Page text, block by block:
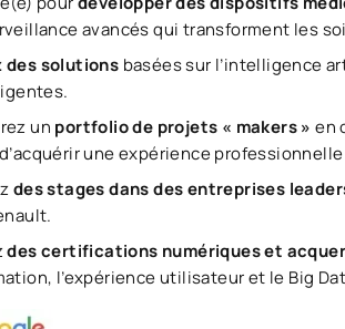
avancés qui transforment les
des solutions basées sur l’intelligence
un portfolio de projets « makers »en
une expérience
des stages dans des entreprises
des certifications numériques et
l’expérience utilisateur et le Big